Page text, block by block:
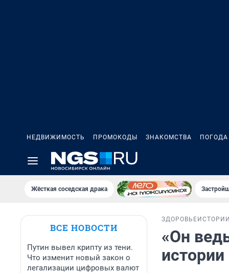
НЕДВИЖИМОСТЬ ПРОМОКОДЫ ЗНАКОМСТВА ПОГОДА
Жёсткая соседская драка
ВСЕ НОВОСТИ
Путин вывел крипту из тени.
Что изменит новый закон о
легализации цифровых валют
ЗДОРОВЬЕ
«Он